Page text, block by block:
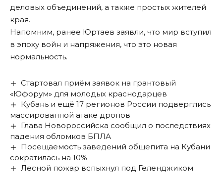
деловых объединений, а также простых жителей
края.
Напомним, ранее Юртаев заявли, что мир вступил
в эпоху войн и напряжения, что это новая
нормальность.
Стартовал приём заявок на грантовый
«Юфорум» для молодых краснодарцев
Кубань и ещё 17 регионов России подверглись
массированной атаке дронов
Глава Новороссийска сообщил о последствиях
падения обломков БПЛА
Посещаемость заведений общепита на Кубани
сократилась на 10%
Лесной пожар вспыхнул под Геленджиком